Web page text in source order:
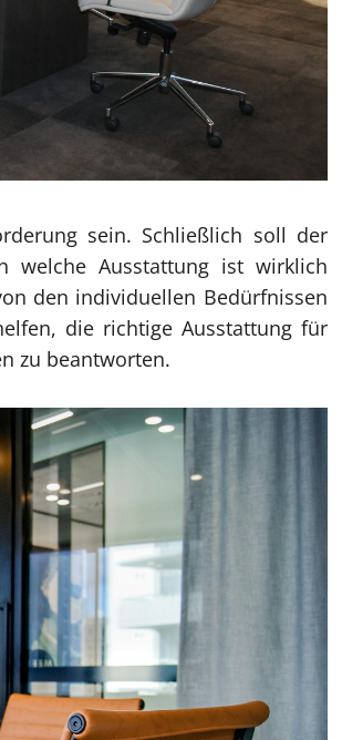
sein. Schließlich soll der
welche Ausstattung ist wirklich
den individuellen Bedürfnissen
die richtige Ausstattung für
zu beantworten.